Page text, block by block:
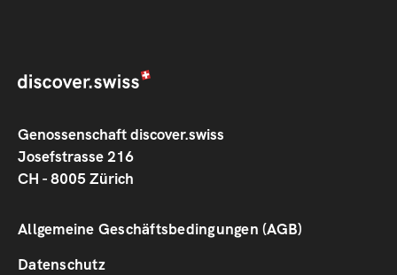
Genossenschaft discover.swiss
Josefstrasse 216
CH - 8005 Zürich
Footer
1
Allgemeine Geschäftsbedingungen (AGB)
Datenschutz